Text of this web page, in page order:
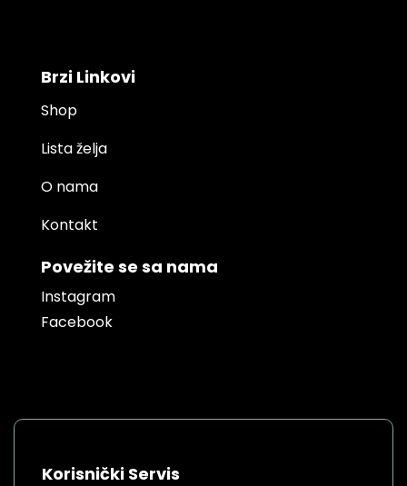
Brzi Linkovi
Shop
Lista želja
O nama
Kontakt
Povežite se sa nama
Instagram
Facebook
Korisnički Servis